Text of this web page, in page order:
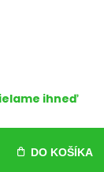
ihneď
DO KOŠÍKA